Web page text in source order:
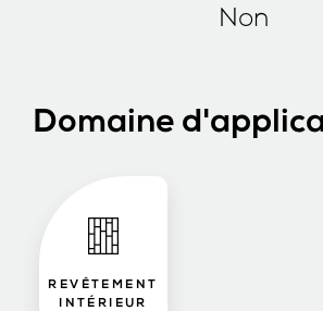
Non
Domaine
REVÊTEMENT
INTÉRIEUR